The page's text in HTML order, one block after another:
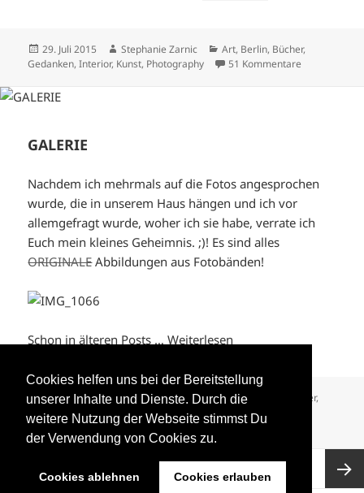
Cookies helfen uns bei der Bereitstellung
unserer Inhalte und Dienste. Durch die
weitere Nutzung der Webseite stimmst Du
der Verwendung von Cookies zu.
Cookies ablehnen Cookies erlauben
Veröffentlicht
am
29. Juli 2015 Autor
Stephanie Zarnic Kategorien
Art, Berlin, Bücher,
Gedanken,Interior, Kunst, Photography 51 Kommentare
GALERIE
Nachdem ich mehrmals auf die Fotos angesprochen
wurde, die in unserem Haus hängen und ich vor
allemgefragt wurde, woher ich sie habe, verrate ich
Euch mein kleines Geheimnis. ;)! Es sind alles
ORIGINALEAbbildungen aus Fotobänden!
Schon in älteren Posts …Weiterlesen
Format
Bild
Veröffentlicht
am
26. Juni 2015 Autor
Stephanie Zarnic Kategorien
Bücher,
Dekoration, DIY Houses Interior Kunst
Photography
43 Kommentarezu GALERIE
SEITE 1